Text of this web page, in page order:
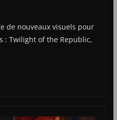
de nouveaux visuels pour
: Twilight of the Republic,